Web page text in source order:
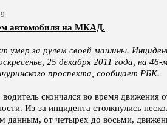
автомобиля на МКАД.
умер за рулем своей машины.
25 декабря 2011 года, на 46-
проспекта, сообщает РБК.
скончался во время движения
Из-за инцидента столкнулись
данным, от четырех до восьми,